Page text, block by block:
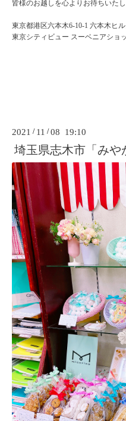
皆様のお越しを心よりお待ちいた
東京都港区六本木6-10-1 六本木ヒ
東京シティビュー スーベニアショ
2021 / 11 /08 19:10
埼玉県志木市「みや